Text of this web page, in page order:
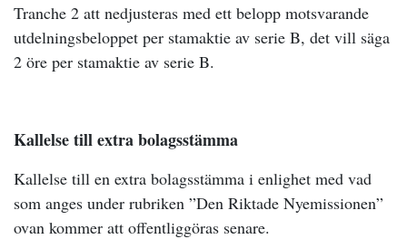
Tranche 2 att nedjusteras med ett belopp motsvarande
utdelningsbeloppet per stamaktie av serie B, det vill säga
2 öre per stamaktie av serie B.
Kallelse till extra bolagsstämma
Kallelse till en extra bolagsstämma i enlighet med vad
som anges under rubriken ”Den Riktade Nyemissionen”
ovan kommer att offentliggöras senare.